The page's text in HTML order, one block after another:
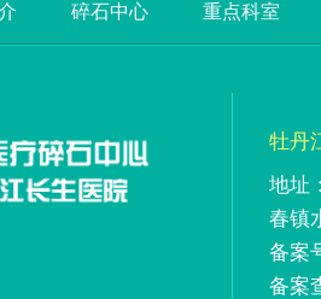
碎石中心 重点科室
牡丹
地址
春镇
备案
备案